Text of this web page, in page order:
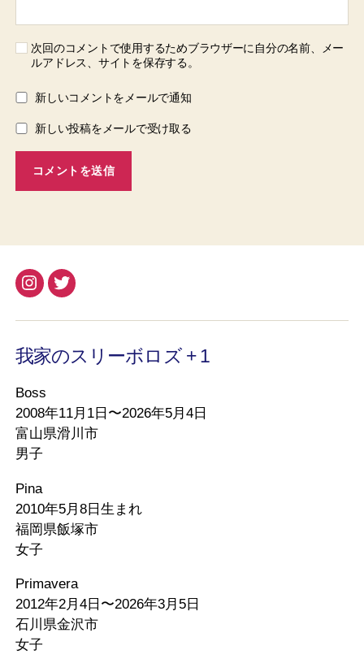
次回のコメントで使用するためブラウザーに自分の名前、メー
ルアドレス、サイトを保存する。
新しいコメントをメールで通知
新しい投稿をメールで受け取る
Instagram
Twitter
我家のスリーボロズ + 1
Boss
2008年11月1日〜2026年5月4日
富山県滑川市
男子
Pina
2010年5月8日生まれ
福岡県飯塚市
女子
Primavera
2012年2月4日〜2026年3月5日
石川県金沢市
女子